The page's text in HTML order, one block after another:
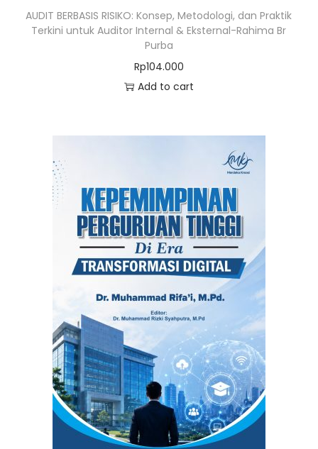
AUDIT BERBASIS RISIKO: Konsep, Metodologi, dan Praktik
Terkini untuk Auditor Internal & Eksternal-Rahima Br
Purba
Rp104.000
Add to cart